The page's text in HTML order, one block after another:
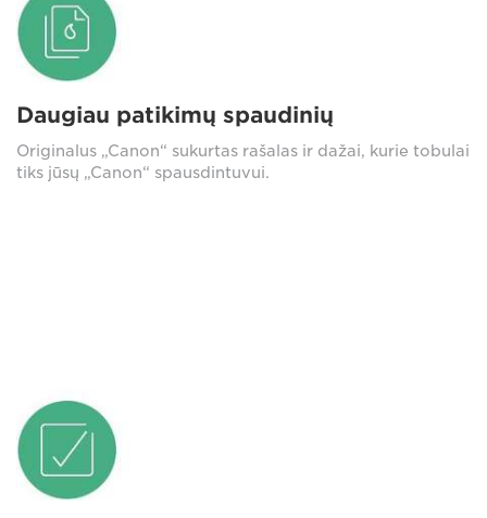
Daugiau patikimų spaudinių
Originalus „Canon“ sukurtas rašalas ir dažai, kurie tobulai
tiks jūsų „Canon“ spausdintuvui.